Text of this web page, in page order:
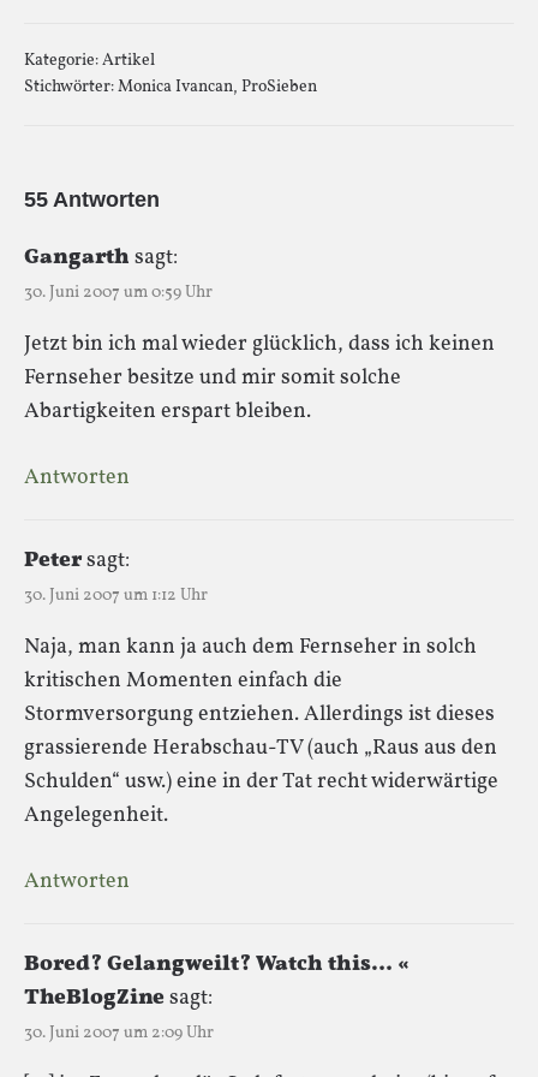
Kategorie:Artikel
Stichwörter:Monica Ivancan, ProSieben
55 Antworten
Gangarth sagt:
30. Juni 2007 um 0:59 Uhr
Jetzt bin ich mal wieder glücklich, dass ich keinen
Fernseher besitze und mir somit solche
Abartigkeiten erspart bleiben.
Antworten
Petersagt:
30. Juni 2007 um 1:12 Uhr
Naja, man kann ja auch dem Fernseher in solch
kritischen Momenten einfach die
Stormversorgung entziehen. Allerdings ist dieses
grassierende Herabschau-TV (auch „Raus aus den
Schulden“ usw.) eine in der Tat recht widerwärtige
Angelegenheit.
Antworten
Bored? Gelangweilt? Watch this… «
TheBlogZinesagt:
30. Juni 2007 um 2:09 Uhr